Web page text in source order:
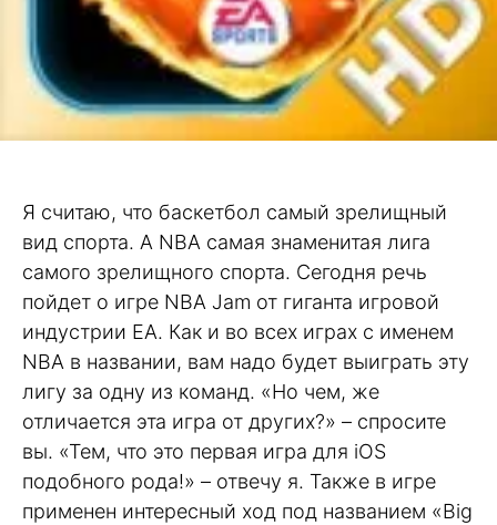
Я считаю, что баскетбол самый зрелищный
вид спорта. A NBA самая знаменитая лига
самого зрелищного спорта. Сегодня речь
пойдет о игре NBA Jam от гиганта игровой
индустрии EA. Как и во всех играх с именем
NBA в названии, вам надо будет выиграть эту
лигу за одну из команд. «Но чем, же
отличается эта игра от других?» – спросите
вы. «Тем, что это первая игра для iOS
подобного рода!» – отвечу я. Также в игре
применен интересный ход под названием «Big